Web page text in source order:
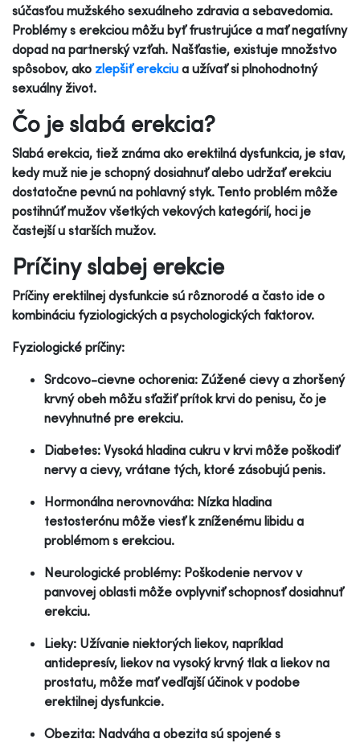
súčasťou mužského sexuálneho zdravia a sebavedomia.
Problémy s erekciou môžu byť frustrujúce a mať negatívny
dopad na partnerský vzťah. Našťastie, existuje množstvo
spôsobov, ako zlepšiť erekciu a užívať si plnohodnotný
sexuálny život.
Čo je slabá erekcia?
Slabá erekcia, tiež známa ako erektilná dysfunkcia, je stav,
kedy muž nie je schopný dosiahnuť alebo udržať erekciu
dostatočne pevnú na pohlavný styk. Tento problém môže
postihnúť mužov všetkých vekových kategórií, hoci je
častejší u starších mužov.
Príčiny slabej erekcie
Príčiny erektilnej dysfunkcie sú rôznorodé a často ide o
kombináciu fyziologických a psychologických faktorov.
Fyziologické príčiny:
Srdcovo-cievne ochorenia: Zúžené cievy a zhoršený
krvný obeh môžu sťažiť prítok krvi do penisu, čo je
nevyhnutné pre erekciu.
Diabetes: Vysoká hladina cukru v krvi môže poškodiť
nervy a cievy, vrátane tých, ktoré zásobujú penis.
Hormonálna nerovnováha: Nízka hladina
testosterónu môže viesť k zníženému libidu a
problémom s erekciou.
Neurologické problémy: Poškodenie nervov v
panvovej oblasti môže ovplyvniť schopnosť dosiahnuť
erekciu.
Lieky: Užívanie niektorých liekov, napríklad
antidepresív, liekov na vysoký krvný tlak a liekov na
prostatu, môže mať vedľajší účinok v podobe
erektilnej dysfunkcie.
Obezita: Nadváha a obezita sú spojené s